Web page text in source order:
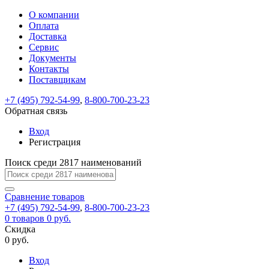
ВходРегистрация
Только
test@example.com
отправлена
по
ней
для
регистрации.
Ок
Только
Запомнить
меня
Забыли
Восстановление
пароля
Заполните
форму.
Мы
отправим
ссылку
на
указанный
электронный
адрес,
перейдя
по
которой
вы
новый
На
вашу
test@test.ru
отправлена
ссылка.
Перейдите
по
для
смены
пароля.
Введите
новый
пароль
Сменить
Пароль
успешно
Войти
Обратная
связь
Сообщение
пользовательского
соглашения
Ваше
сообщение
успешно
О компании
Оплата
Доставка
Сервис
Документы
Контакты
Поставщикам
+7 (495) 792-54-99, 8-800-700-23-23
Обратная связь
Вход
Регистрация
Поиск среди 2817 наименований
Сравнение товаров
+7 (495) 792-54-99, 8-800-700-23-23
0 товаров 0 руб.
Скидка
0 руб.
Вход